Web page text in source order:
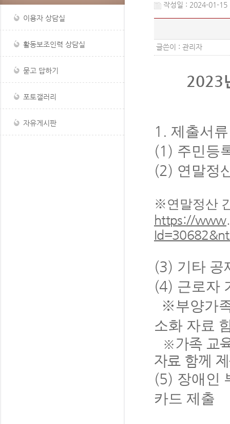
이용자 상담실
활동보조인력 상담실
묻고 답하기
포토갤러리
자유게시판
작성일 : 2024-01-15
글쓴이 : 관리자
2023
1. 제출서류
(1) 주민등
(2) 연말정
※연말정산
https://
(3) 기타 공
(4) 근로자
※부양가
소화 자료
※가족 교
자료 함께
(5) 장애인
카드 제출